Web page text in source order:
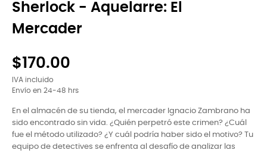
Sherlock - Aquelarre: El
Mercader
$170.00
IVA incluido
Envío en 24-48 hrs
En el almacén de su tienda, el mercader Ignacio Zambrano ha
sido encontrado sin vida. ¿Quién perpetró este crimen? ¿Cuál
fue el método utilizado? ¿Y cuál podría haber sido el motivo? Tu
equipo de detectives se enfrenta al desafío de analizar las